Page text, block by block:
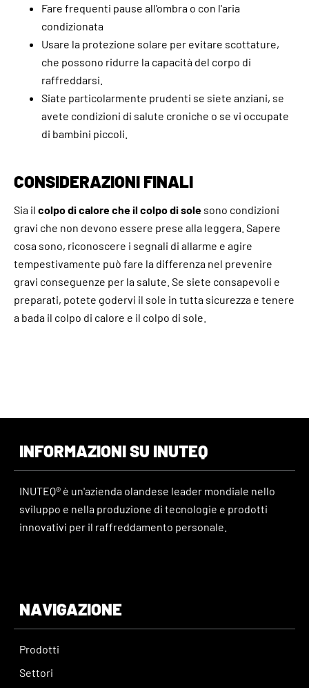
Fare frequenti pause all'ombra o con l'aria
condizionata
Usare la protezione solare per evitare scottature,
che possono ridurre la capacità del corpo di
raffreddarsi.
Siate particolarmente prudenti se siete anziani, se
avete condizioni di salute croniche o se vi occupate
di bambini piccoli.
CONSIDERAZIONI FINALI
Sia il colpo di calore che il colpo di sole sono condizioni
gravi che non devono essere prese alla leggera. Sapere
cosa sono, riconoscere i segnali di allarme e agire
tempestivamente può fare la differenza nel prevenire
gravi conseguenze per la salute. Se siete consapevoli e
preparati, potete godervi il sole in tutta sicurezza e tenere
a bada il colpo di calore e il colpo di sole.
INFORMAZIONI SU INUTEQ
INUTEQ® è un'azienda olandese leader mondiale nello
sviluppo e nella produzione di tecnologie e prodotti
innovativi per il raffreddamento personale.
NAVIGAZIONE
Prodotti
Settori